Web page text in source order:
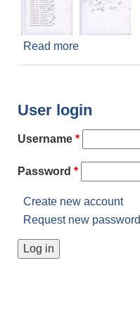
Read more
User login
Username *
Password *
Create new account
Request new password